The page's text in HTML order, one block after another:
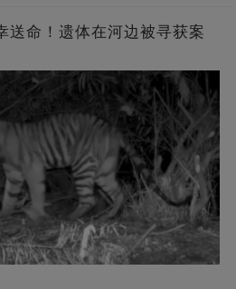
送命！遗体在河边被寻获案